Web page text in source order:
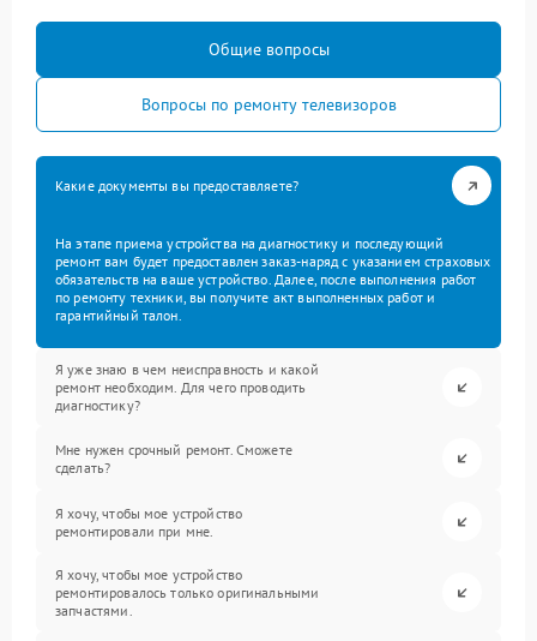
Общие вопросы
Вопросы по ремонту телевизоров
Какие документы вы предоставляете?
На этапе приема устройства на диагностику и последующий
ремонт вам будет предоставлен заказ-наряд с указанием страховых
обязательств на ваше устройство. Далее, после выполнения работ
по ремонту техники, вы получите акт выполненных работ и
гарантийный талон.
Я уже знаю в чем неисправность и какой
ремонт необходим. Для чего проводить
диагностику?
Мне нужен срочный ремонт. Сможете
сделать?
Я хочу, чтобы мое устройство
ремонтировали при мне.
Я хочу, чтобы мое устройство
ремонтировалось только оригинальными
запчастями.